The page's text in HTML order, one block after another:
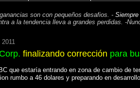
son con pequeños desafios. -
a la tendencia lleva a grandes perdidas. -
finalizando corrección para
que estaría entrando en zona de cambio de
rumbo a 46 dolares y preparando en